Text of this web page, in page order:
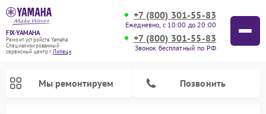
FIX-YAMAHA
Ремонт устройств Yamaha
Специализированный
cервисный центр г.Липецк
+7 (800) 301-55-83
Ежедневно, с 10:00 до 20:00
+7 (800) 301-55-83
Звонок бесплатный по РФ
Мы ремонтируем Позвонить